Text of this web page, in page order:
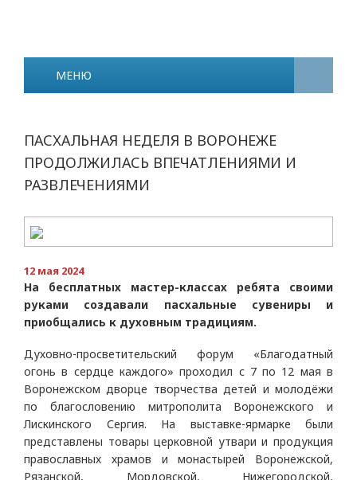
МЕНЮ
ПАСХАЛЬНАЯ НЕДЕЛЯ В ВОРОНЕЖЕ
ПРОДОЛЖИЛАСЬ ВПЕЧАТЛЕНИЯМИ И
РАЗВЛЕЧЕНИЯМИ
12 мая 2024
На бесплатных мастер-классах ребята своими
руками создавали пасхальные сувениры и
приобщались к духовным традициям.
Духовно-просветительский форум «Благодатный
огонь в сердце каждого» проходил с 7 по 12 мая в
Воронежском дворце творчества детей и молодёжи
по благословению митрополита Воронежского и
Лискинского Сергия. На выставке-ярмарке были
представлены товары церковной утвари и продукция
православных храмов и монастырей Воронежской,
Рязанской, Мордовской, Нижегородской,